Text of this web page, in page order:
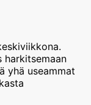
harkitsemaan
yhä useammat